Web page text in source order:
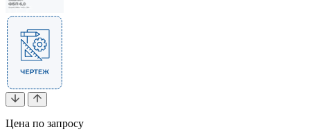
Цена по запросу